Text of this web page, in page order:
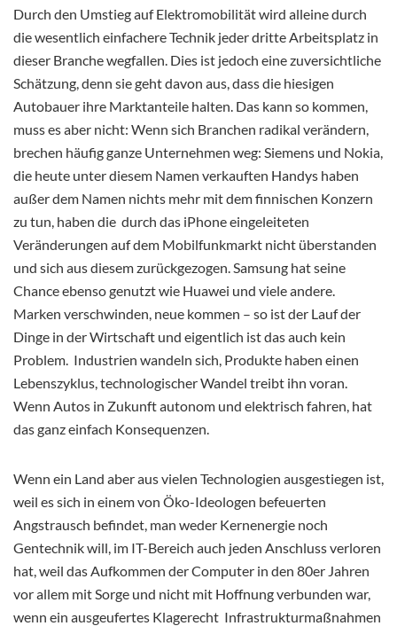
Durch den Umstieg auf Elektromobilität wird alleine durch
die wesentlich einfachere Technik jeder dritte Arbeitsplatz in
dieser Branche wegfallen. Dies ist jedoch eine zuversichtliche
Schätzung, denn sie geht davon aus, dass die hiesigen
Autobauer ihre Marktanteile halten. Das kann so kommen,
muss es aber nicht: Wenn sich Branchen radikal verändern,
brechen häufig ganze Unternehmen weg: Siemens und Nokia,
die heute unter diesem Namen verkauften Handys haben
außer dem Namen nichts mehr mit dem finnischen Konzern
zu tun, haben die durch das iPhone eingeleiteten
Veränderungen auf dem Mobilfunkmarkt nicht überstanden
und sich aus diesem zurückgezogen. Samsung hat seine
Chance ebenso genutzt wie Huawei und viele andere.
Marken verschwinden, neue kommen – so ist der Lauf der
Dinge in der Wirtschaft und eigentlich ist das auch kein
Problem. Industrien wandeln sich, Produkte haben einen
Lebenszyklus, technologischer Wandel treibt ihn voran.
Wenn Autos in Zukunft autonom und elektrisch fahren, hat
das ganz einfach Konsequenzen.
Wenn ein Land aber aus vielen Technologien ausgestiegen ist,
weil es sich in einem von Öko-Ideologen befeuerten
Angstrausch befindet, man weder Kernenergie noch
Gentechnik will, im IT-Bereich auch jeden Anschluss verloren
hat, weil das Aufkommen der Computer in den 80er Jahren
vor allem mit Sorge und nicht mit Hoffnung verbunden war,
wenn ein ausgeufertes Klagerecht Infrastrukturmaßnahmen